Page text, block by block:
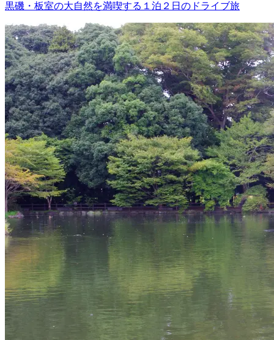
黒磯・板室の大自然を満喫する１泊２日のドライブ旅